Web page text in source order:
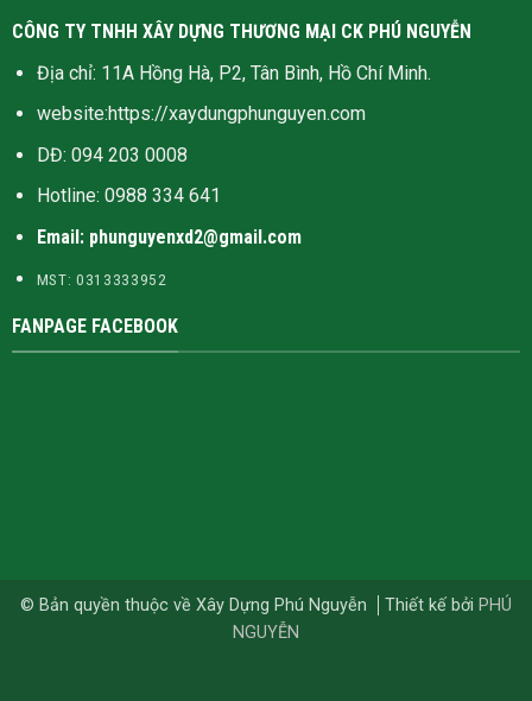
CÔNG TY TNHH XÂY DỰNG THƯƠNG MẠI CK PHÚ NGUYỄN
Địa chỉ: 11A Hồng Hà, P2, Tân Bình, Hồ Chí Minh.
website:https://xaydungphunguyen.com
DĐ: 094 203 0008
Hotline: 0988 334 641
Email: phunguyenxd2@gmail.com
MST: 0313333952
FANPAGE FACEBOOK
© Bản quyền thuộc về Xây Dựng Phú Nguyễn Thiết kế bởi PHÚ
NGUYỄN